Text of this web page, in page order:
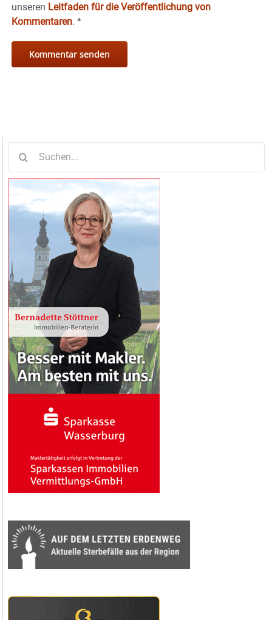
unseren Leitfaden für die Veröffentlichung von
Kommentaren. *
nach: